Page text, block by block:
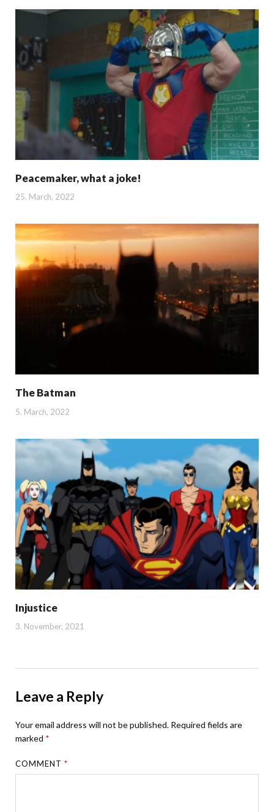
Peacemaker, what a joke!
25. March, 2022
The Batman
5. March, 2022
Injustice
3. November, 2021
Leave a Reply
Your email address will not be published. Required fields are
marked *
COMMENT*